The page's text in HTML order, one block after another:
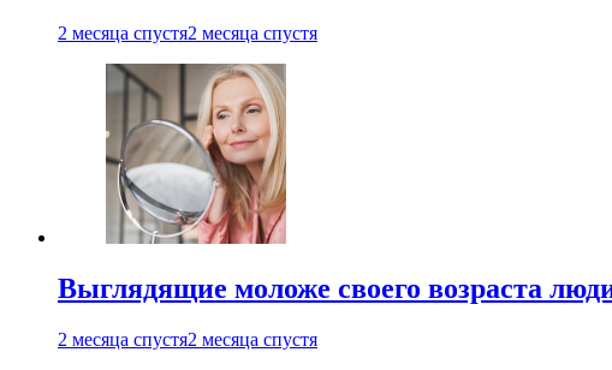
2 месяца спустя2 месяца спустя
Выглядящие моложе своего возраста
2 месяца спустя2 месяца спустя